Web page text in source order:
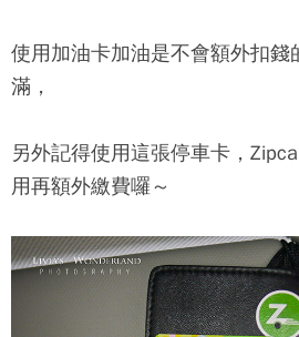
使用加油卡加油是不會額外扣錢
滿，
另外記得使用這張停車卡，
用再額外繳費囉～